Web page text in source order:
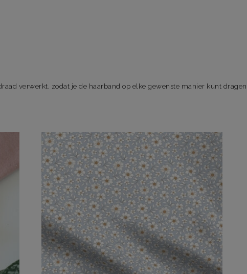
verwerkt, zodat je de haarband op elke gewenste manier kunt